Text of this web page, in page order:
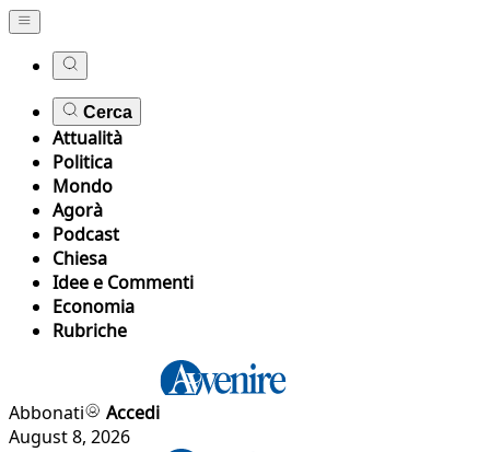
Cerca
Attualità
Politica
Mondo
Agorà
Podcast
Chiesa
Idee e Commenti
Economia
Rubriche
Abbonati
Accedi
August 8, 2026